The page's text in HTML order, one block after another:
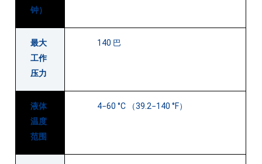
钟）
最大
工作
压力
140 巴
液体
温度
范围
4−60 °C （39.2−140 °F）